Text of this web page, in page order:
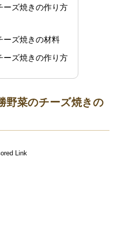
ーズ焼きの作り方
ーズ焼きの材料
ーズ焼きの作り方
野菜のチーズ焼きの
Link